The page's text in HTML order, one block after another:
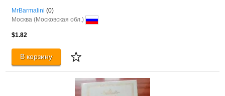
MrBarmalini (0)
Москва (Московская обл.)
$1.82
В корзину